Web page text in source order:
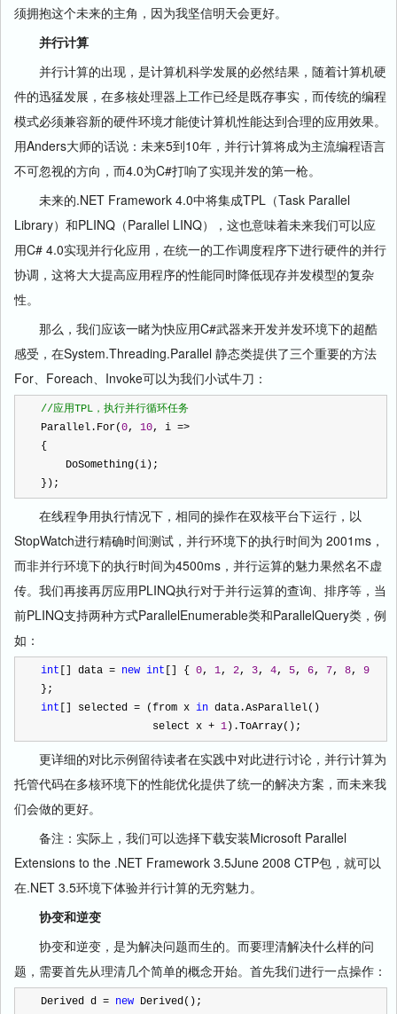
须拥抱这个未来的主角，因为我坚信明天会更好。
并行计算
并行计算的出现，是计算机科学发展的必然结果，随着计算机硬
件的迅猛发展，在多核处理器上工作已经是既存事实，而传统的编程
模式必须兼容新的硬件环境才能使计算机性能达到合理的应用效果。
用Anders大师的话说：未来5到10年，并行计算将成为主流编程语言
不可忽视的方向，而4.0为C#打响了实现并发的第一枪。
未来的.NET Framework 4.0中将集成TPL（Task Parallel
Library）和PLINQ（Parallel LINQ），这也意味着未来我们可以应
用C# 4.0实现并行化应用，在统一的工作调度程序下进行硬件的并行
协调，这将大大提高应用程序的性能同时降低现存并发模型的复杂
性。
那么，我们应该一睹为快应用C#武器来开发并发环境下的超酷
感受，在System.Threading.Parallel 静态类提供了三个重要的方法
For、Foreach、Invoke可以为我们小试牛刀：
//应用TPL，执行并行循环任务
Parallel.For(0, 10, i =>
{
    DoSomething(i);
});
在线程争用执行情况下，相同的操作在双核平台下运行，以
StopWatch进行精确时间测试，并行环境下的执行时间为 2001ms，
而非并行环境下的执行时间为4500ms，并行运算的魅力果然名不虚
传。我们再接再厉应用PLINQ执行对于并行运算的查询、排序等，当
前PLINQ支持两种方式ParallelEnumerable类和ParallelQuery类，例
如：
int [] data = new int [] { 0, 1, 2, 3, 4, 5, 6, 7, 8, 9
};
int [] selected = (from x in data.AsParallel()
                  select x
+ 1 ).ToArray();
更详细的对比示例留待读者在实践中对此进行讨论，并行计算为
托管代码在多核环境下的性能优化提供了统一的解决方案，而未来我
们会做的更好。
备注：实际上，我们可以选择下载安装Microsoft Parallel
Extensions to the .NET Framework 3.5June 2008 CTP包，就可以
在.NET 3.5环境下体验并行计算的无穷魅力。
协变和逆变
协变和逆变，是为解决问题而生的。而要理清解决什么样的问
题，需要首先从理清几个简单的概念开始。首先我们进行一点操作：
Derived d = new Derived();